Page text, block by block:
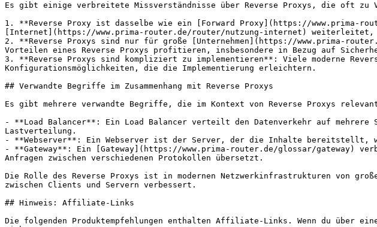
Es gibt einige verbreitete Missverständnisse über Reverse Proxys, die oft zu
1. **Reverse Proxy ist dasselbe wie ein [Forward Proxy](https://www.prima-
[Internet](https://www.prima-router.de/router/nutzung-internet)
2. **Reverse Proxys sind nur für große [Unternehmen](https://www.prima-
Vorteilen eines Reverse Proxys profitieren, insbesondere in Bezug auf
3. **Reverse Proxys sind kompliziert zu implementieren**: Viele moderne
Konfigurationsmöglichkeiten, die die Implementierung erleichtern.
## Verwandte Begriffe im Zusammenhang mit Reverse Proxys
Es gibt mehrere verwandte Begriffe, die im Kontext von Reverse Proxys
- **Load Balancer**: Ein Load Balancer verteilt den Datenverkehr auf
Lastverteilung.
- **Webserver**: Ein Webserver ist der Server, der die Inhalte bereitstellt,
- **Gateway**: Ein [Gateway](https://www.prima-router.de/glossar/gateway)
Anfragen zwischen verschiedenen Protokollen übersetzt.
Die Rolle des Reverse Proxys ist in modernen Netzwerkinfrastrukturen von
zwischen Clients und Servern verbessert.
## Hinweis: Affiliate-Links
Die folgenden Produktempfehlungen enthalten Affiliate-Links. Wenn du